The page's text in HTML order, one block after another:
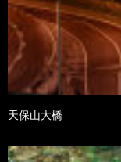
天保山大橋